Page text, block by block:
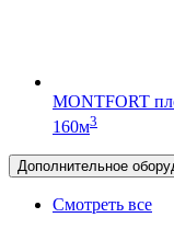
MONTFORT
160м3
Дополнительное
Смотреть все